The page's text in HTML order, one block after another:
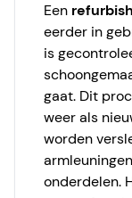
Een
eerder in
is
gaat. Dit
weer als
worden
onderdelen.